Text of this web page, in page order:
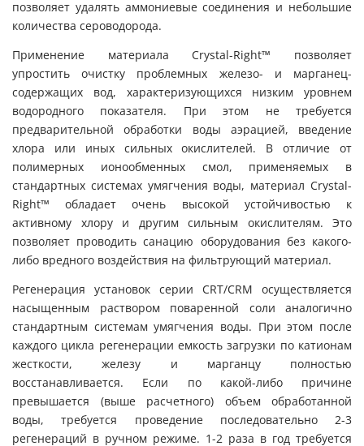
позволяет удалять аммониевые соединения и небольшие
количества сероводорода.
Применение материала Crystal-Right™ позволяет
упростить очистку проблемных железо- и марганец-
содержащих вод, характеризующихся низким уровнем
водородного показателя. При этом не требуется
предварительной обработки воды аэрацией, введение
хлора или иных сильных окислителей. В отличие от
полимерных ионообменных смол, применяемых в
стандартных системах умягчения воды, материал Crystal-
Right™ обладает очень высокой устойчивостью к
активному хлору и другим сильным окислителям. Это
позволяет проводить санацию оборудования без какого-
либо вредного воздействия на фильтрующий материал.
Регенерация установок серии CRT/CRM осуществляется
насыщенным раствором поваренной соли аналогично
стандартным системам умягчения воды. При этом после
каждого цикла регенерации емкость загрузки по катионам
жесткости, железу и марганцу полностью
восстанавливается. Если по какой-либо причине
превышается (выше расчетного) объем обработанной
воды, требуется проведение последовательно 2-3
регенераций в ручном режиме. 1-2 раза в год требуется